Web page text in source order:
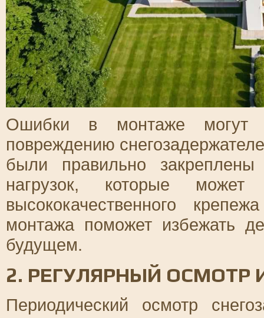
Ошибки в монтаже могут
повреждению
были правильно
нагрузок, которые может
высококачественного
монтажа поможет избежать
будущем.
2. РЕГУЛЯРНЫЙ ОСМОТР
Периодический осмотр